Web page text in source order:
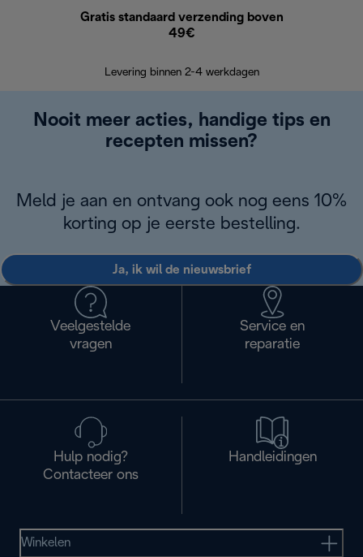
Gratis standaard verzending boven
49€
Levering binnen 2-4 werkdagen
Nooit meer acties, handige tips en
recepten missen?
Meld je aan en ontvang ook nog eens 10%
korting op je eerste bestelling.
Ja, ik wil de nieuwsbrief
Veelgestelde
vragen
Service en
reparatie
Hulp nodig?
Contacteer ons
Handleidingen
Winkelen